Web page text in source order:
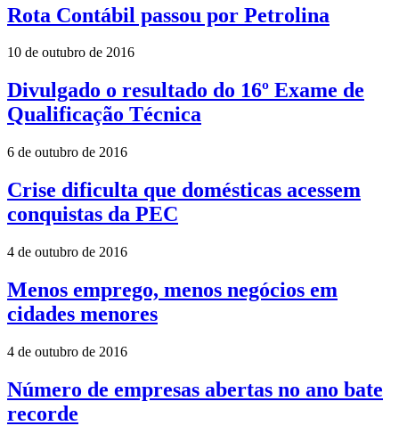
Rota Contábil passou por Petrolina
10 de outubro de 2016
Divulgado o resultado do 16º Exame de
Qualificação Técnica
6 de outubro de 2016
Crise dificulta que domésticas acessem
conquistas da PEC
4 de outubro de 2016
Menos emprego, menos negócios em
cidades menores
4 de outubro de 2016
Número de empresas abertas no ano bate
recorde